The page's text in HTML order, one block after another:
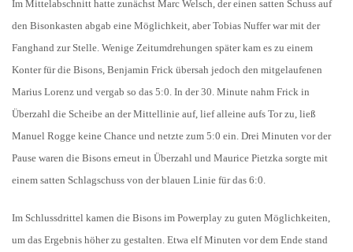
Im Mittelabschnitt hatte zunächst Marc Welsch, der einen satten Schuss auf
den Bisonkasten abgab eine Möglichkeit, aber Tobias Nuffer war mit der
Fanghand zur Stelle. Wenige Zeitumdrehungen später kam es zu einem
Konter für die Bisons, Benjamin Frick übersah jedoch den mitgelaufenen
Marius Lorenz und vergab so das 5:0. In der 30. Minute nahm Frick in
Überzahl die Scheibe an der Mittellinie auf, lief alleine aufs Tor zu, ließ
Manuel Rogge keine Chance und netzte zum 5:0 ein. Drei Minuten vor der
Pause waren die Bisons erneut in Überzahl und Maurice Pietzka sorgte mit
einem satten Schlagschuss von der blauen Linie für das 6:0.
Im Schlussdrittel kamen die Bisons im Powerplay zu guten Möglichkeiten,
um das Ergebnis höher zu gestalten. Etwa elf Minuten vor dem Ende stand